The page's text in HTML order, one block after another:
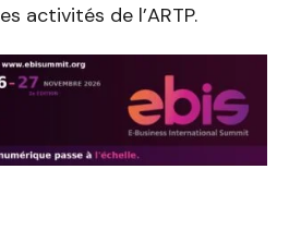
activités de l’ARTP.